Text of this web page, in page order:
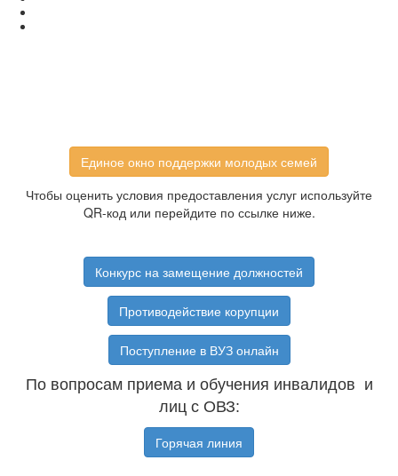
Единое окно поддержки молодых семей
Чтобы оценить условия предоставления услуг используйте
QR-код или перейдите по ссылке ниже.
Конкурс на замещение должностей
Противодействие корупции
Поступление в ВУЗ онлайн
По вопросам приема и обучения инвалидов и
лиц с ОВЗ:
Горячая линия